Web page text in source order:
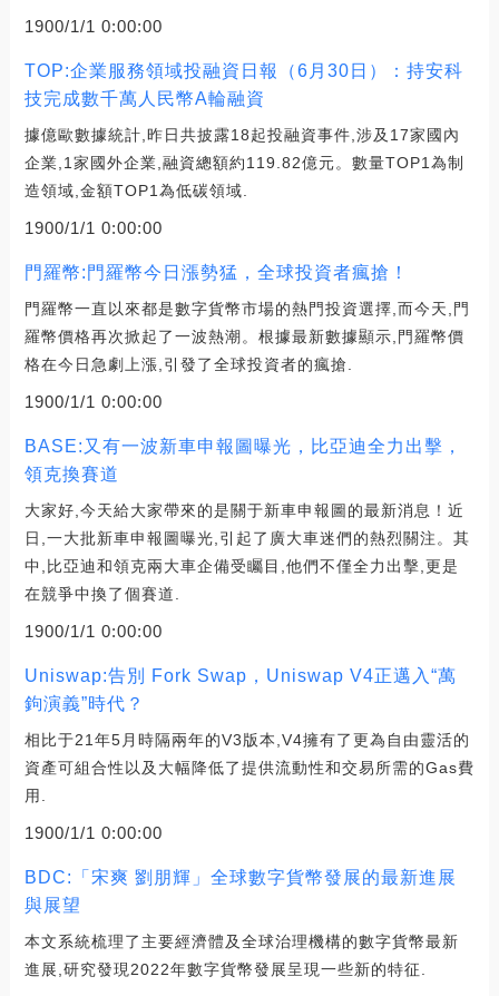
1900/1/1 0:00:00
TOP:企業服務領域投融資日報（6月30日）：持安科
技完成數千萬人民幣A輪融資
據億歐數據統計,昨日共披露18起投融資事件,涉及17家國內
企業,1家國外企業,融資總額約119.82億元。數量TOP1為制
造領域,金額TOP1為低碳領域.
1900/1/1 0:00:00
門羅幣:門羅幣今日漲勢猛，全球投資者瘋搶！
門羅幣一直以來都是數字貨幣市場的熱門投資選擇,而今天,門
羅幣價格再次掀起了一波熱潮。根據最新數據顯示,門羅幣價
格在今日急劇上漲,引發了全球投資者的瘋搶.
1900/1/1 0:00:00
BASE:又有一波新車申報圖曝光，比亞迪全力出擊，
領克換賽道
大家好,今天給大家帶來的是關于新車申報圖的最新消息！近
日,一大批新車申報圖曝光,引起了廣大車迷們的熱烈關注。其
中,比亞迪和領克兩大車企備受矚目,他們不僅全力出擊,更是
在競爭中換了個賽道.
1900/1/1 0:00:00
Uniswap:告別 Fork Swap，Uniswap V4正邁入“萬
鉤演義”時代？
相比于21年5月時隔兩年的V3版本,V4擁有了更為自由靈活的
資產可組合性以及大幅降低了提供流動性和交易所需的Gas費
用.
1900/1/1 0:00:00
BDC:「宋爽 劉朋輝」全球數字貨幣發展的最新進展
與展望
本文系統梳理了主要經濟體及全球治理機構的數字貨幣最新
進展,研究發現2022年數字貨幣發展呈現一些新的特征.